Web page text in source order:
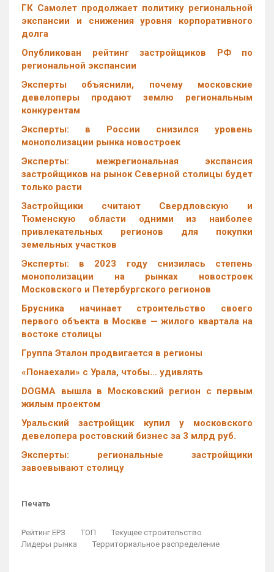
ГК Самолет продолжает политику региональной
экспансии и снижения уровня корпоративного
долга
Опубликован рейтинг застройщиков РФ по
региональной экспансии
Эксперты объяснили, почему московские
девелоперы продают землю региональным
конкурентам
Эксперты: в России снизился уровень
монополизации рынка новостроек
Эксперты: межрегиональная экспансия
застройщиков на рынок Северной столицы будет
только расти
Застройщики считают Свердловскую и
Тюменскую области одними из наиболее
привлекательных регионов для покупки
земельных участков
Эксперты: в 2023 году снизилась степень
монополизации на рынках новостроек
Московского и Петербургского регионов
Брусника начинает строительство своего
первого объекта в Москве — жилого квартала на
востоке столицы
Группа Эталон продвигается в регионы
«Понаехали» с Урала, чтобы… удивлять
DOGMA вышла в Московский регион с первым
жилым проектом
Уральский застройщик купил у московского
девелопера ростовский бизнес за 3 млрд руб.
Эксперты: региональные застройщики
завоевывают столицу
Печать
Рейтинг ЕРЗ ТОП
Текущее строительство
Лидеры рынка
Территориальное распределение